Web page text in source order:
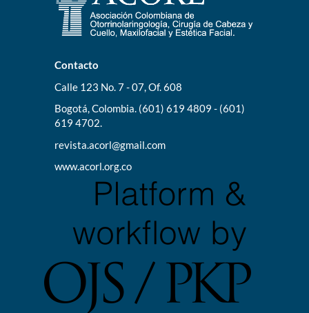
Contacto
Calle 123 No. 7 - 07, Of. 608
Bogotá, Colombia. (601) 619 4809 - (601)
619 4702.
revista.acorl@gmail.com
www.acorl.org.co